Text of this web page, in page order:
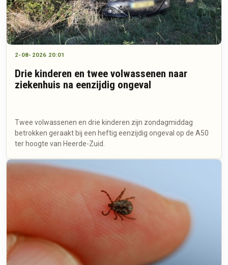
2-08-2026 20:01
Drie kinderen en twee volwassenen naar
ziekenhuis na eenzijdig ongeval
Twee volwassenen en drie kinderen zijn zondagmiddag
betrokken geraakt bij een heftig eenzijdig ongeval op de A50
ter hoogte van Heerde-Zuid.